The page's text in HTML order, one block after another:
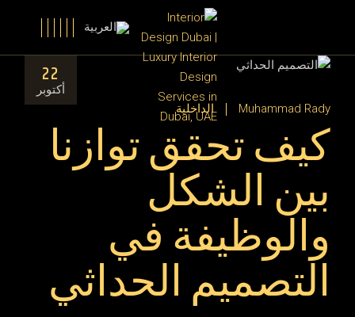
22
أكتوبر
Muhammad Rady
الداخلية
كيف تحقق توازنا
بين الشكل
والوظيفة في
التصميم الحداثي